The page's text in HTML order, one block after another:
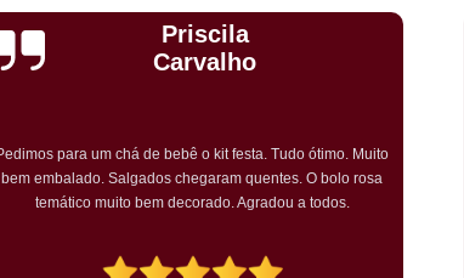
Kit Completo de Festa Pq Bristol
Kit Completo Festa Sacomã
Kit Festa
Kit Festa Infantil Completo
Mini Pastel de Festa Heliópolis
Cristiane Dramali de
Oliveira
encomendei para o aniversário da minha mãe! Todos os
convidados gostaram muito! O preço também foi excelente e
tornarei a encomendar!